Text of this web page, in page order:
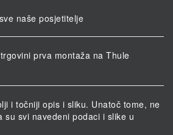
naše posjetitelje
prva montaža na Thule
i točniji opis i sliku. Unatoč tome, ne
su svi navedeni podaci i slike u